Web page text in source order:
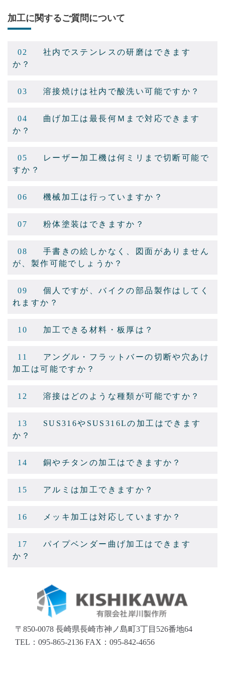
加工に関するご質問について
02
社内でステンレスの研磨はできます
か？
03 溶接焼けは社内で酸洗い可能ですか？
04
曲げ加工は最長何Ｍまで対応できます
か？
05
レーザー加工機は何ミリまで切断可能で
すか？
06 機械加工は行っていますか？
07 粉体塗装はできますか？
08
手書きの絵しかなく、図面がありません
が、製作可能でしょうか？
09
個人ですが、バイクの部品製作はしてく
れますか？
10 加工できる材料・板厚は？
11
アングル・フラットバーの切断や穴あけ
加工は可能ですか？
12 溶接はどのような種類が可能ですか？
13
SUS316やSUS316Lの加工はできます
か？
14 銅やチタンの加工はできますか？
15 アルミは加工できますか？
16 メッキ加工は対応していますか？
17
パイプベンダー曲げ加工はできます
か？
〒850-0078 長崎県長崎市神ノ島町3丁目526番地64
TEL：095-865-2136 FAX：095-842-4656